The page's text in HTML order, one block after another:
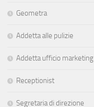
Geometra
Addetta alle pulizie
Addetta ufficio marketing
Receptionist
Segretaria di direzione